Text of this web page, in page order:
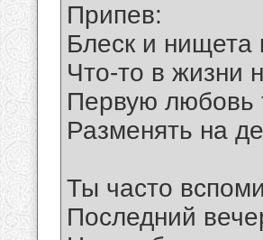
Припев:
Блеск и нищета
Что-то в жизни
Первую любовь
Разменять на
Ты часто
Последний